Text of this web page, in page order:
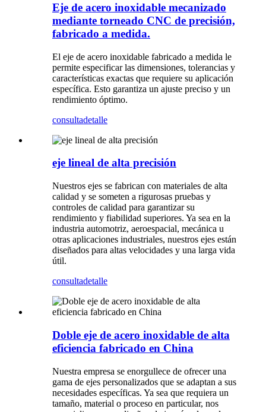
Eje de acero inoxidable mecanizado
mediante torneado CNC de precisión,
fabricado a medida.
El eje de acero inoxidable fabricado a medida le
permite especificar las dimensiones, tolerancias y
características exactas que requiere su aplicación
específica. Esto garantiza un ajuste preciso y un
rendimiento óptimo.
consultadetalle
eje lineal de alta precisión
Nuestros ejes se fabrican con materiales de alta
calidad y se someten a rigurosas pruebas y
controles de calidad para garantizar su
rendimiento y fiabilidad superiores. Ya sea en la
industria automotriz, aeroespacial, mecánica u
otras aplicaciones industriales, nuestros ejes están
diseñados para altas velocidades y una larga vida
útil.
consultadetalle
Doble eje de acero inoxidable de alta
eficiencia fabricado en China
Nuestra empresa se enorgullece de ofrecer una
gama de ejes personalizados que se adaptan a sus
necesidades específicas. Ya sea que requiera un
tamaño, material o proceso en particular, nos